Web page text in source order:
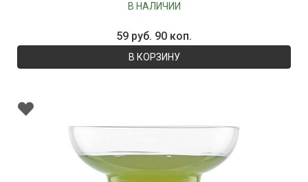
В НАЛИЧИИ
59 руб. 90 коп.
В КОРЗИНУ